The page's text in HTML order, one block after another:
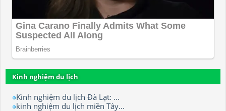
Kinh nghiệm du lịch
Kinh nghiệm du lịch Đà Lạt: ...
kinh nghiệm du lịch miền Tây...